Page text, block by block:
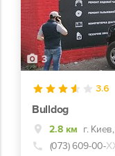
3
3.6
Bulldog
2.8 км г.
(073) 609-00-